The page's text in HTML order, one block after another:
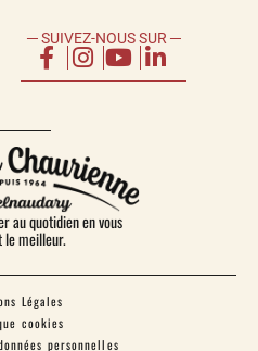
─ SUIVEZ-NOUS SUR ─
au quotidien en vous
meilleur.
Légales
cookies
personnelles